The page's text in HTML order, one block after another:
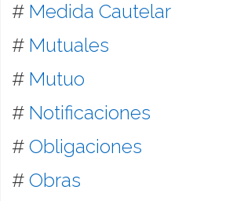
# Medida Cautelar
# Mutuales
# Mutuo
# Notificaciones
# Obligaciones
# Obras